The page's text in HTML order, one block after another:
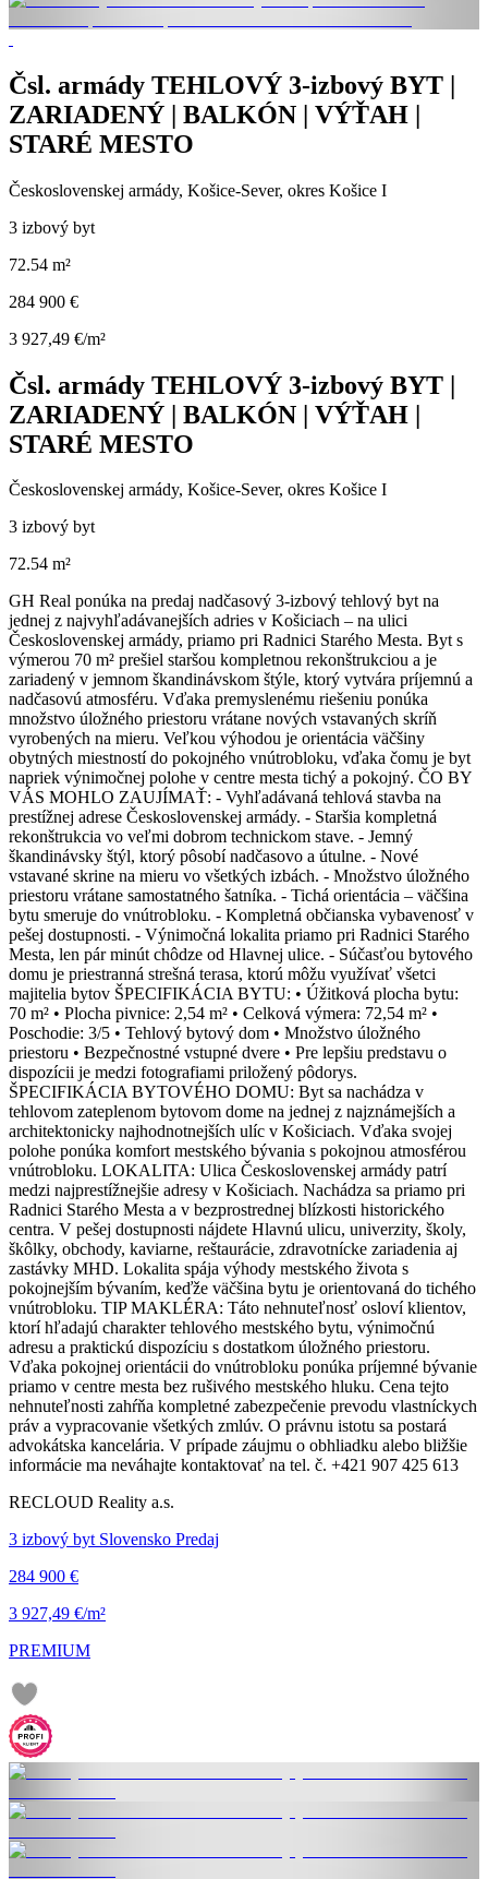
Čsl. armády TEHLOVÝ 3-izbový BYT |
ZARIADENÝ | BALKÓN | VÝŤAH |
STARÉ MESTO
Československej armády, Košice-Sever, okres Košice I
3 izbový byt
72.54 m²
284 900 €
3 927,49 €/m²
Čsl. armády TEHLOVÝ 3-izbový BYT |
ZARIADENÝ | BALKÓN | VÝŤAH |
STARÉ MESTO
Československej armády, Košice-Sever, okres Košice I
3 izbový byt
72.54 m²
GH Real ponúka na predaj nadčasový 3-izbový tehlový byt na
jednej z najvyhľadávanejších adries v Košiciach – na ulici
Československej armády, priamo pri Radnici Starého Mesta. Byt s
výmerou 70 m² prešiel staršou kompletnou rekonštrukciou a je
zariadený v jemnom škandinávskom štýle, ktorý vytvára príjemnú a
nadčasovú atmosféru. Vďaka premyslenému riešeniu ponúka
množstvo úložného priestoru vrátane nových vstavaných skríň
vyrobených na mieru. Veľkou výhodou je orientácia väčšiny
obytných miestností do pokojného vnútrobloku, vďaka čomu je byt
napriek výnimočnej polohe v centre mesta tichý a pokojný. ČO BY
VÁS MOHLO ZAUJÍMAŤ: - Vyhľadávaná tehlová stavba na
prestížnej adrese Československej armády. - Staršia kompletná
rekonštrukcia vo veľmi dobrom technickom stave. - Jemný
škandinávsky štýl, ktorý pôsobí nadčasovo a útulne. - Nové
vstavané skrine na mieru vo všetkých izbách. - Množstvo úložného
priestoru vrátane samostatného šatníka. - Tichá orientácia – väčšina
bytu smeruje do vnútrobloku. - Kompletná občianska vybavenosť v
pešej dostupnosti. - Výnimočná lokalita priamo pri Radnici Starého
Mesta, len pár minút chôdze od Hlavnej ulice. - Súčasťou bytového
domu je priestranná strešná terasa, ktorú môžu využívať všetci
majitelia bytov ŠPECIFIKÁCIA BYTU: • Úžitková plocha bytu:
70 m² • Plocha pivnice: 2,54 m² • Celková výmera: 72,54 m² •
Poschodie: 3/5 • Tehlový bytový dom • Množstvo úložného
priestoru • Bezpečnostné vstupné dvere • Pre lepšiu predstavu o
dispozícii je medzi fotografiami priložený pôdorys.
ŠPECIFIKÁCIA BYTOVÉHO DOMU: Byt sa nachádza v
tehlovom zateplenom bytovom dome na jednej z najznámejších a
architektonicky najhodnotnejších ulíc v Košiciach. Vďaka svojej
polohe ponúka komfort mestského bývania s pokojnou atmosférou
vnútrobloku. LOKALITA: Ulica Československej armády patrí
medzi najprestížnejšie adresy v Košiciach. Nachádza sa priamo pri
Radnici Starého Mesta a v bezprostrednej blízkosti historického
centra. V pešej dostupnosti nájdete Hlavnú ulicu, univerzity, školy,
škôlky, obchody, kaviarne, reštaurácie, zdravotnícke zariadenia aj
zastávky MHD. Lokalita spája výhody mestského života s
pokojnejším bývaním, keďže väčšina bytu je orientovaná do tichého
vnútrobloku. TIP MAKLÉRA: Táto nehnuteľnosť osloví klientov,
ktorí hľadajú charakter tehlového mestského bytu, výnimočnú
adresu a praktickú dispozíciu s dostatkom úložného priestoru.
Vďaka pokojnej orientácii do vnútrobloku ponúka príjemné bývanie
priamo v centre mesta bez rušivého mestského hluku. Cena tejto
nehnuteľnosti zahŕňa kompletné zabezpečenie prevodu vlastníckych
práv a vypracovanie všetkých zmlúv. O právnu istotu sa postará
advokátska kancelária. V prípade záujmu o obhliadku alebo bližšie
informácie ma neváhajte kontaktovať na tel. č. +421 907 425 613
RECLOUD Reality a.s.
3 izbový byt Slovensko Predaj
284 900 €
3 927,49 €/m²
PREMIUM